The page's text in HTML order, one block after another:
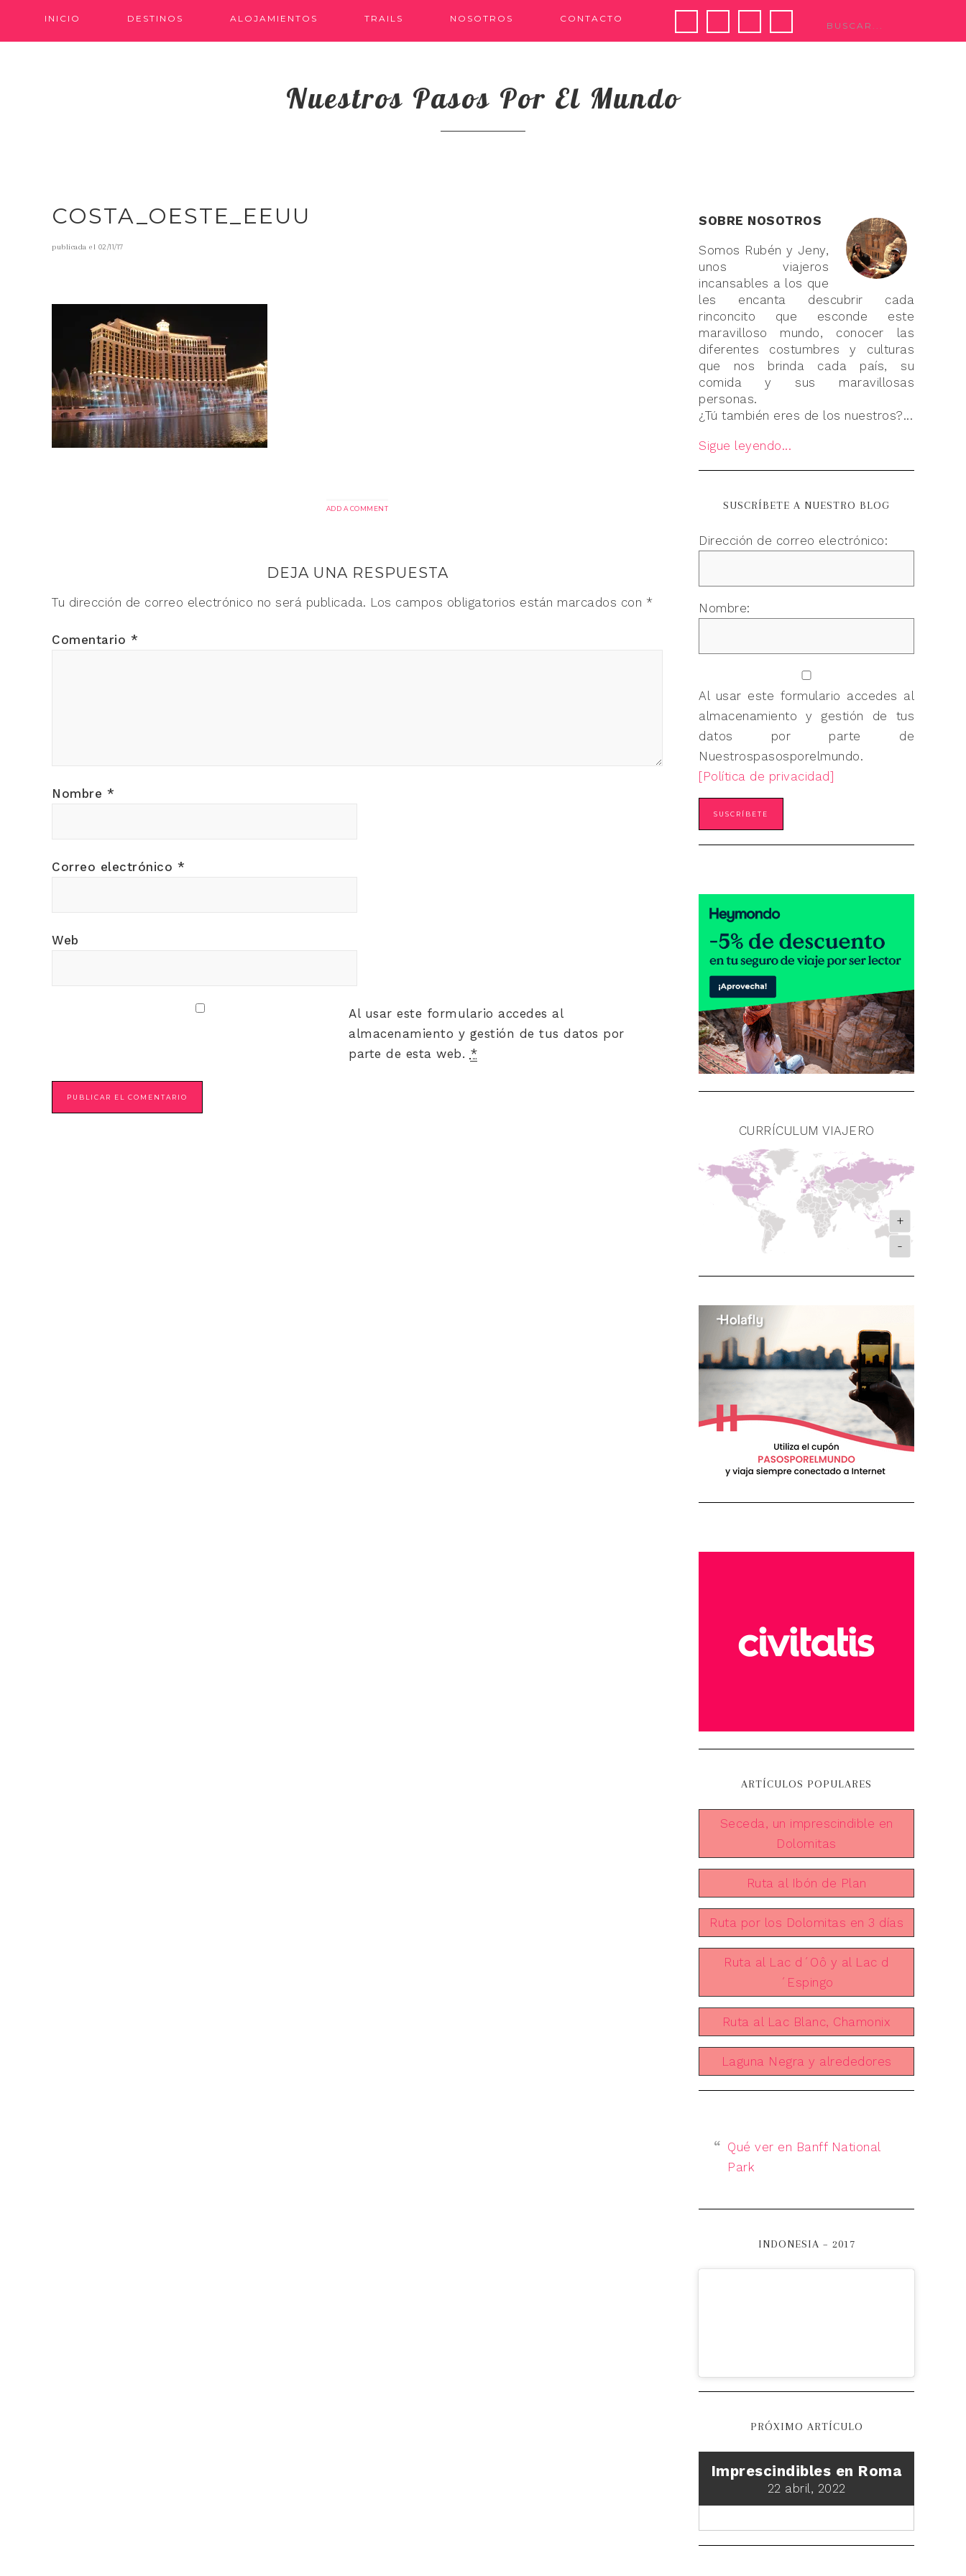
INICIO DESTINOS ALOJAMIENTOS TRAILS NOSOTROS CONTACTO
Nuestros Pasos Por El Mundo
COSTA_OESTE_EEUU
publicada el 02/11/17
ADD A COMMENT
DEJA UNA RESPUESTA
Tu dirección de correo electrónico no será publicada. Los campos obligatorios están marcados con *
Comentario *
Nombre *
Correo electrónico *
Web
Al usar este formulario accedes al
almacenamiento y gestión de tus datos por
parte de esta web. *
SOBRE NOSOTROS
Somos Rubén y Jeny,
unos viajeros
incansables a los que
les encanta descubrir cada
rinconcito que esconde este
maravilloso mundo, conocer las
diferentes costumbres y culturas
que nos brinda cada país, su
comida y sus maravillosas
personas.
¿Tú también eres de los nuestros?...
Sigue leyendo...
SUSCRÍBETE A NUESTRO BLOG
Dirección de correo electrónico:
Nombre:
Al usar este formulario accedes al
almacenamiento y gestión de tus
datos por parte de
Nuestrospasosporelmundo.
[Política de privacidad]
CURRÍCULUM VIAJERO
+
-
ARTÍCULOS POPULARES
Seceda, un imprescindible en
Dolomitas
Ruta al Ibón de Plan
Ruta por los Dolomitas en 3 días
Ruta al Lac d´Oô y al Lac d
´Espingo
Ruta al Lac Blanc, Chamonix
Laguna Negra y alrededores
Qué ver en Banff National
Park
INDONESIA – 2017
PRÓXIMO ARTÍCULO
Imprescindibles en Roma
22 abril, 2022